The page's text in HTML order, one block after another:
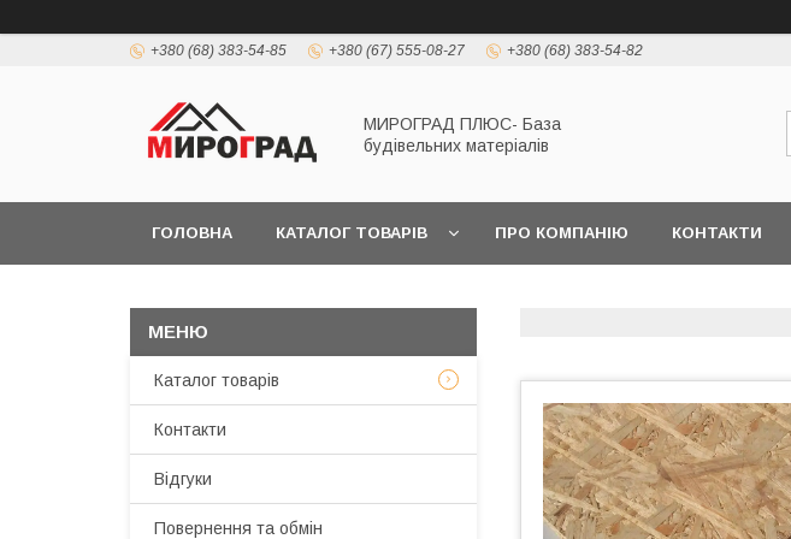
+380 (68) 383-54-85 +380 (67) 555-08-27 +380 (68) 383-54-82
МИРОГРАД ПЛЮС- База
будівельних матеріалів
ГОЛОВНА КАТАЛОГ ТОВАРІВ ПРО КОМПАНІЮ КОНТАКТИ
Каталог товарів
Контакти
Відгуки
Повернення та обмін